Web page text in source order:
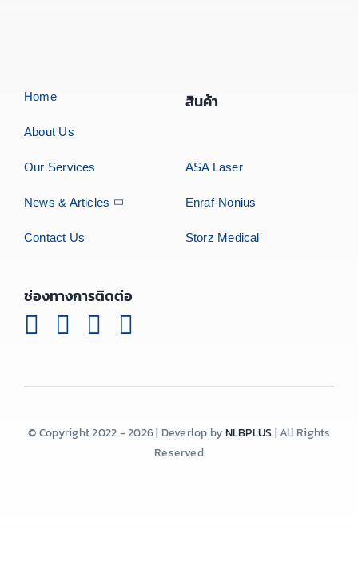
Home
About Us
Our Services
News & Articles
Contact Us
สินค้า
ASA Laser
Enraf-Nonius
Storz Medical
ช่องทางการติดต่อ
© Copyright 2022 - 2026 | Deverlop byNLBPLUS| All Rights
Reserved